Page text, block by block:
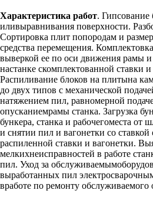
Характеристика работ. Гипсование
иливыравнивания поверхности.
Сортировка плит попородам и
средства перемещения.
выверкой ее по оси движения рамы и
настанке скомплектованной ставки
Распиливание блоков на плитына
до двух типов с механической
натяжением пил, равномерной
опусканиемрамы станка. Загрузка
бункера, станка и рабочегоместа от
и снятии пил и вагонетки со
распиленной ставки и вагонетки.
мелкихнеисправностей в работе
пил. Уход за
выработанных пил
вработе по ремонту обслуживаемого